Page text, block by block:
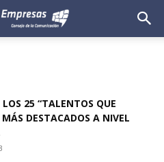
LOS 25 “TALENTOS QUE
DESTACADOS A NIVEL